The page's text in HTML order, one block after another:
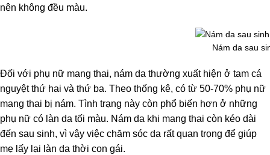
nên không đều màu.
Nám da sau
Đối với phụ nữ mang thai, nám da thường xuất hiện ở tam cá
nguyệt thứ hai và thứ ba. Theo thống kê, có từ 50-70% phụ nữ
mang thai bị nám. Tình trạng này còn phổ biến hơn ở những
phụ nữ có làn da tối màu. Nám da khi mang thai còn kéo dài
đến sau sinh, vì vậy việc chăm sóc da rất quan trọng để giúp
mẹ lấy lại làn da thời con gái.